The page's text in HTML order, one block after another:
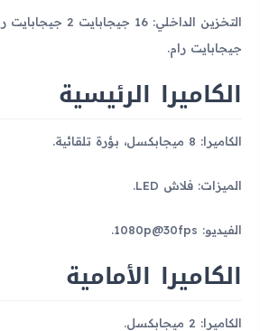
جيجابايت رام.
الكاميرا الرئيسية
الكاميرا: 8 ميجابكسل، بؤرة تلقائية.
الميزات: فلاش LED.
الفيديو: 1080p@30fps.
الكاميرا الأمامية
الكاميرا: 2 ميجابكسل.